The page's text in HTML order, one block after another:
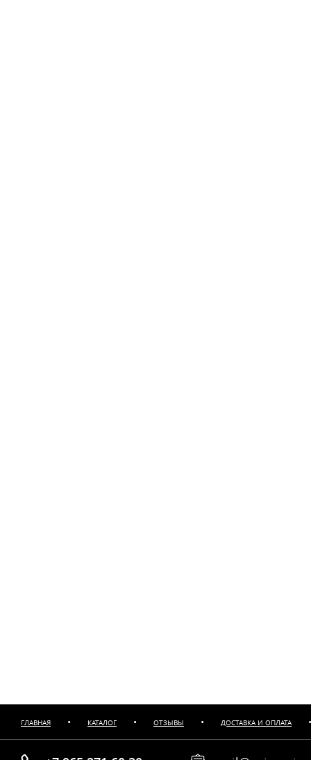
ГЛАВНАЯ • КАТАЛОГ • ОТЗЫВЫ • ДОСТАВКА И ОПЛАТА •